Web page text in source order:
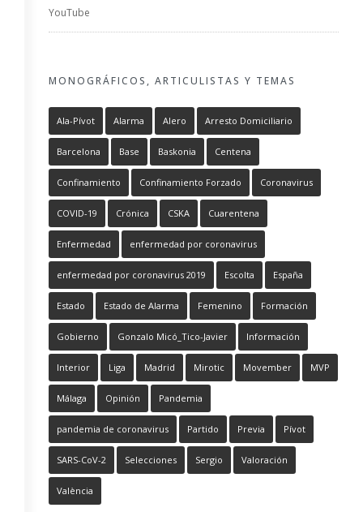
YouTube
MONOGRÁFICOS, ARTICULISTAS Y TEMAS
Ala-Pívot Alarma Alero Arresto Domiciliario
Barcelona Base Baskonia Centena
Confinamiento Confinamiento Forzado Coronavirus
COVID-19 Crónica CSKA Cuarentena
Enfermedad enfermedad por coronavirus
enfermedad por coronavirus 2019 Escolta España
Estado Estado de Alarma Femenino Formación
Gobierno Gonzalo Micó_Tico-Javier Información
Interior Liga Madrid Mirotic Movember MVP
Málaga Opinión Pandemia
pandemia de coronavirus Partido Previa Pívot
SARS-CoV-2 Selecciones Sergio Valoración
València